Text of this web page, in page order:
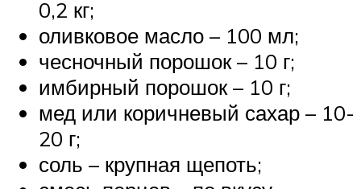
0,2 кг;
оливковое масло – 100 мл;
чесночный порошок – 10 г;
имбирный порошок – 10 г;
мед или коричневый сахар – 10-
20 г;
соль – крупная щепоть;